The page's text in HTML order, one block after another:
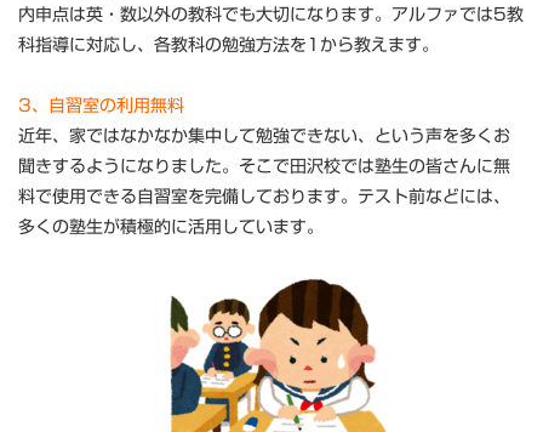
内申点は英・数以外の教科でも大切になります。アルファでは5教
科指導に対応し、各教科の勉強方法を1から教えます。
3、自習室の利用無料
近年、家ではなかなか集中して勉強できない、という声を多くお
聞きするようになりました。そこで田沢校では塾生の皆さんに無
料で使用できる自習室を完備しております。テスト前などには、
多くの塾生が積極的に活用しています。